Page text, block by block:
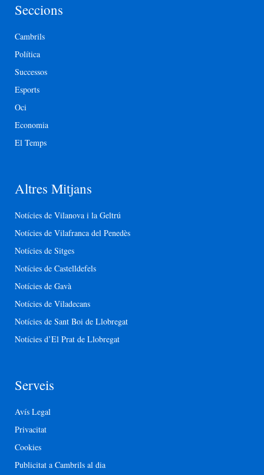
Seccions
Cambrils
Política
Successos
Esports
Oci
Economia
El Temps
Altres Mitjans
Notícies de Vilanova i la Geltrú
Notícies de Vilafranca del Penedès
Notícies de Sitges
Notícies de Castelldefels
Notícies de Gavà
Notícies de Viladecans
Notícies de Sant Boi de Llobregat
Notícies d’El Prat de Llobregat
Serveis
Avís Legal
Privacitat
Cookies
Publicitat a Cambrils al dia